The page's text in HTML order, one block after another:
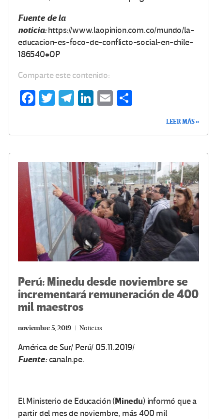
Fuente de la
noticia:https://www.laopinion.com.co/mundo/la-
educacion-es-foco-de-conflicto-social-en-chile-
186540#OP
Comparte este contenido:
Fa
o
k
T
Te
m
Li
n
E
ar
tir
LEER MÁS »
Perú: Minedu desde noviembre se
incrementará remuneración de 400
mil maestros
noviembre 5, 2019 Noticias
América de Sur/ Perú/ 05.11.2019/
Fuente:canaln.pe.
El Ministerio de Educación (Minedu) informó que a
partir del mes de noviembre, más 400 mil